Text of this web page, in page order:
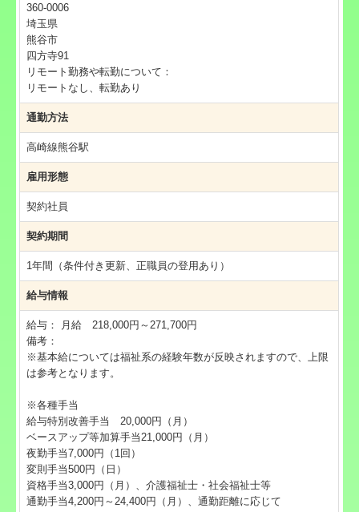
新型コロナウイルス感染者情報
個人情報保護に関する規程等
採用情報（世話人・パート）ケアホーム上川上
看護師・パート
360-0006
埼玉県
熊谷市
四方寺91
リモート勤務や転勤について：
リモートなし、転勤あり
通勤方法
高崎線熊谷駅
雇用形態
契約社員
契約期間
1年間（条件付き更新、正職員の登用あり）
給与情報
給与：
月給 218,000円～271,700円
備考：
※基本給については福祉系の経験年数が反映されますので、上限
は参考となります。
※各種手当
給与特別改善手当 20,000円（月）
ベースアップ等加算手当21,000円（月）
夜勤手当7,000円（1回）
変則手当500円（日）
資格手当3,000円（月）、介護福祉士・社会福祉士等
通勤手当4,200円～24,400円（月）、通勤距離に応じて